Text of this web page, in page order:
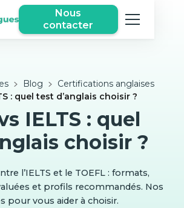
Nous
contacter
Blog
Certifications anglaises
: quel test d’anglais choisir ?
IELTS : quel
choisir ?
l’IELTS et le TOEFL : formats,
et profils recommandés. Nos
pour vous aider à choisir.